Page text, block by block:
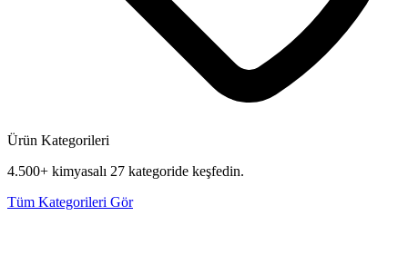
Ürün Kategorileri
4.500+ kimyasalı 27 kategoride keşfedin.
Tüm Kategorileri Gör